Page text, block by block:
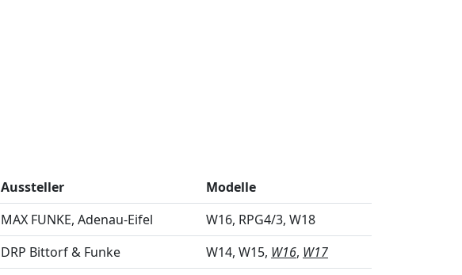
Aussteller
Modelle
MAX FUNKE, Adenau-Eifel W16 RPG4/3 W18
DRP Bittorf & Funke W14 W15 W16 W17